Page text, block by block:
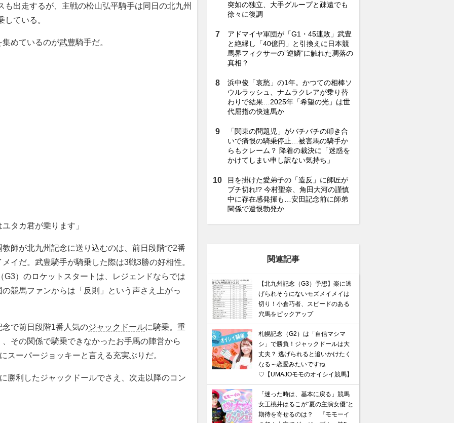
も出走するが、主戦の松山弘平騎手は同日の北九州
ている。
めているのが武豊騎手だ。
タカ君が乗ります」
師が北九州記念に送り込むのは、前日段階で2番
イだ。武豊騎手が騎乗した際は3戦3勝の好相性。
）のロケットスタートは、レジェンドならでは
競馬ファンからは「反則」という声さえ上がっ
で前日段階1番人気のジャックドールに騎乗。重
その関係で騎乗できなかったお手馬の陣営から
スーパージョッキーと言える充実ぶりだ。
勝利したジャックドールでさえ、次走以降のコン
突如の独立、大手グループと疎遠でも
徐々に復調
アドマイヤ軍団が「G1・45連敗」武豊
と絶縁し「40億円」と引換えに日本競
馬界フィクサーの”逆鱗”に触れた凋落の
真相？
浜中俊「哀愁」の1年。かつての相棒ソ
ウルラッシュ、ナムラクレアが乗り替
わりで結果…2025年「希望の光」は世
代屈指の快速馬か
「関東の問題児」がバチバチの叩き合
いで痛恨の騎乗停止…被害馬の騎手か
らもクレーム？ 降着の裁決に「迷惑を
かけてしまい申し訳ない気持ち」
目を掛けた愛弟子の「造反」に師匠が
ブチ切れ!? 今村聖奈、角田大河の謹慎
中に存在感発揮も…安田記念前に師弟
関係で遺恨勃発か
関連記事
【北九州記念（G3）予想】楽に逃
げられそうにないモズメイメイは
切り！小倉巧者、スピードのある
穴馬をピックアップ
札幌記念（G2）は「自信マシマ
シ」で勝負！ジャックドールは大
丈夫？ 逃げられると追いかけたく
なる～恋愛みたいですね
♡【UMAJOモモのオイシイ競馬】
「迷った時は、基本に戻る」競馬
女王桃井はるこが“夏の主演女優”と
期待を寄せるのは？ 『モモーイ